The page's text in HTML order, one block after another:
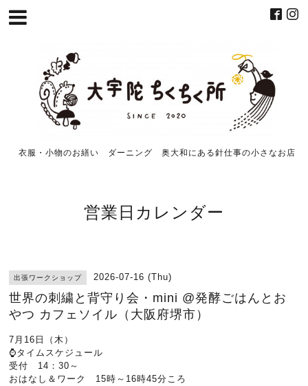
衣服・小物のお繕い ダーニング 奥大和にある針仕事の小さなお店
営業日カレンダー
出張ワークショップ 2026-07-16 (Thu)
世界の刺繍と背守り会・mini @発酵ごはんとお
やつ カフェソイル（大阪府堺市）
7月16日（木）
⌚タイムスケジュール
受付 14：30～
おはなし＆ワーク 15時～16時45分ころ